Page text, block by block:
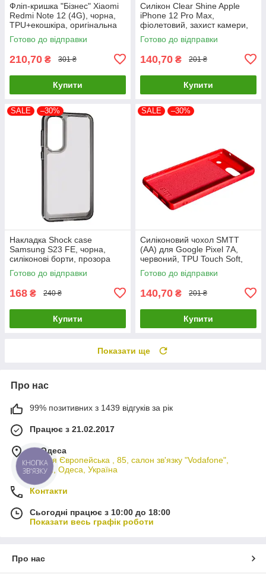
Фліп-кришка "Бізнес" Xiaomi
Redmi Note 12 (4G), чорна,
TPU+екошкіра, оригінальна
Готово до відправки
210,70 ₴ 301 ₴
Купити
Силікон Clear Shine Apple
iPhone 12 Pro Max,
фіолетовий, захист камери,
високоякісний матеріал
Готово до відправки
140,70 ₴ 201 ₴
Купити
SALE –30%
Накладка Shock case
Samsung S23 FE, чорна,
силіконові борти, прозора
задня кришка
Готово до відправки
168 ₴ 240 ₴
Купити
SALE –30%
Силіконовий чохол SMTT
(AA) для Google Pixel 7A,
червоний, TPU Touch Soft,
оригінальний чохол для
захисту смартфона
Готово до відправки
140,70 ₴ 201 ₴
Купити
Показати ще
Про нас
99% позитивних з 1439 відгуків за рік
Працює з 21.02.2017
м. Одеса
вулиця Європейська , 85, салон зв'язку "Vodafone",
65012, Одеса, Україна
Контакти
Сьогодні працює з 10:00 до 18:00
Показати весь графік роботи
Про нас
КНОПКА
ЗВ'ЯЗКУ